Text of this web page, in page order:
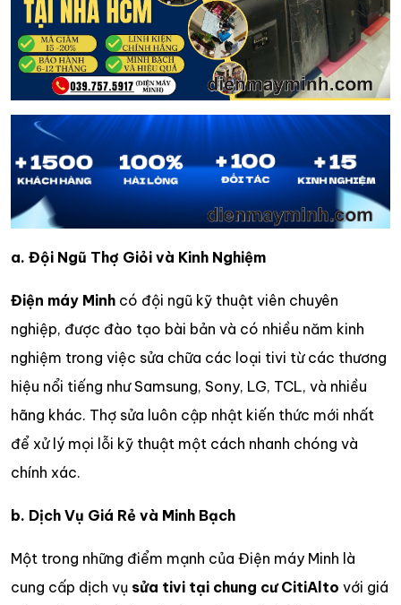
a. Đội Ngũ Thợ Giỏi và Kinh Nghiệm
Điện máy Minh có đội ngũ kỹ thuật viên chuyên
nghiệp, được đào tạo bài bản và có nhiều năm kinh
nghiệm trong việc sửa chữa các loại tivi từ các thương
hiệu nổi tiếng như Samsung, Sony, LG, TCL, và nhiều
hãng khác. Thợ sửa luôn cập nhật kiến thức mới nhất
để xử lý mọi lỗi kỹ thuật một cách nhanh chóng và
chính xác.
b. Dịch Vụ Giá Rẻ và Minh Bạch
Một trong những điểm mạnh của Điện máy Minh là
cung cấp dịch vụ sửa tivi tại chung cư CitiAlto với giá